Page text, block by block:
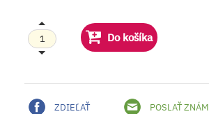
Do košíka
ZDIEĽAŤ POSLAŤ